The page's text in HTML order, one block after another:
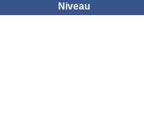
Niveau